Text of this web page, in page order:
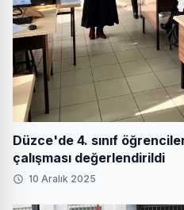
Düzce'de 4. sınıf
çalışması değerlendirildi
10 Aralık 2025